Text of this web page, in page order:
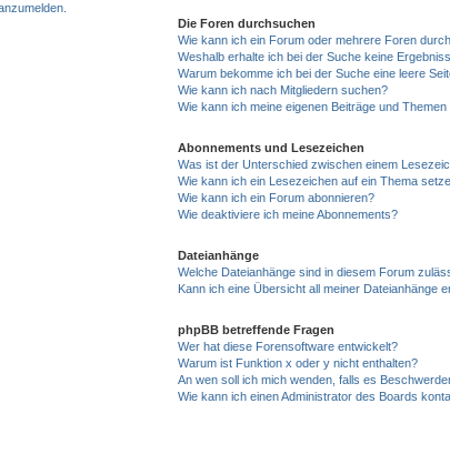
Die Foren durchsuchen
Wie kann ich ein Forum oder mehrere Foren
Weshalb erhalte ich bei der Suche keine
Warum bekomme ich bei der Suche eine leere
Wie kann ich nach Mitgliedern suchen?
Wie kann ich meine eigenen Beiträge und Themen
Abonnements und Lesezeichen
Was ist der Unterschied zwischen einem
Wie kann ich ein Lesezeichen auf ein Thema
Wie kann ich ein Forum abonnieren?
Wie deaktiviere ich meine Abonnements?
Dateianhänge
Welche Dateianhänge sind in diesem Forum
Kann ich eine Übersicht all meiner Dateianhänge
phpBB betreffende Fragen
Wer hat diese Forensoftware entwickelt?
Warum ist Funktion x oder y nicht enthalten?
An wen soll ich mich wenden, falls es
Wie kann ich einen Administrator des Boards